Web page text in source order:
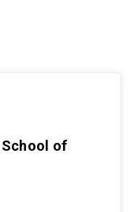
School of